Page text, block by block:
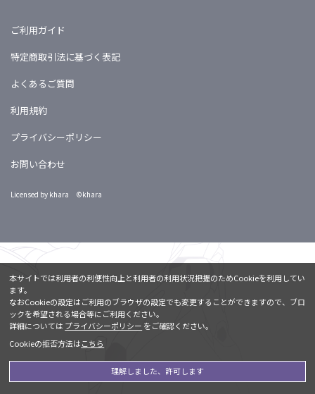
ご利用ガイド
特定商取引法に基づく表記
よくあるご質問
利用規約
プライバシーポリシー
お問い合わせ
Licensed by khara ©khara
本サイトでは利用者の利便性向上と利用者の利用状況把握のためCookieを利用してい
ます。
なおCookieの設定はご利用のブラウザの設定でも変更することができますので、ブロ
ックを希望される場合等にご利用ください。
詳細については プライバシーポリシー をご確認ください。
Cookieの拒否方法はこちら
理解しました、許可します